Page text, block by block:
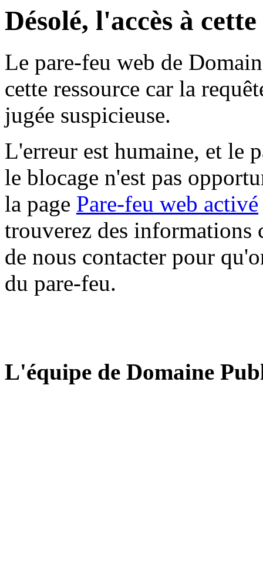
Désolé, l'accès à
Le pare-feu web de
cette ressource car la
jugée suspicieuse.
L'erreur est humaine, et le
le blocage n'est pas
la page Pare-feu web activé
trouverez des informations
de nous contacter pour
du pare-feu.
L'équipe de Domaine